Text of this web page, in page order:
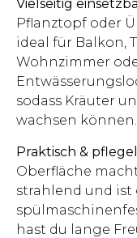
Vielseitig
Pflanztopf oder
ideal für Balkon,
Wohnzimmer
sodass Kräuter
wachsen können.
Praktisch &
Oberfläche
strahlend und ist
hast du lange